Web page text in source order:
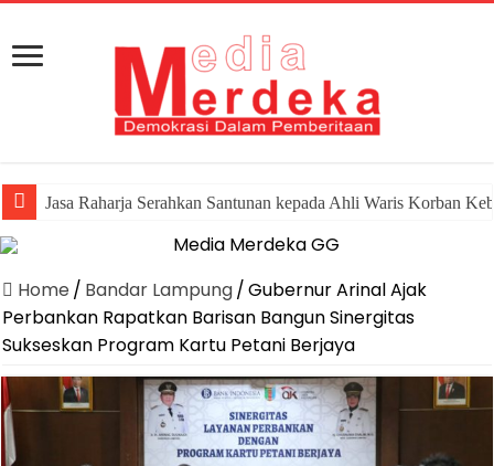
Jasa Raharja Serahkan Santunan kepada Ahli Waris Korban
Home / Bandar Lampung/Gubernur Arinal Ajak
Perbankan Rapatkan Barisan Bangun Sinergitas
Sukseskan Program Kartu Petani Berjaya